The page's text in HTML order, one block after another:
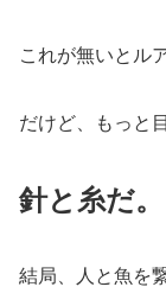
これが無いとル
だけど、もっと
針と糸だ。
結局、人と魚を